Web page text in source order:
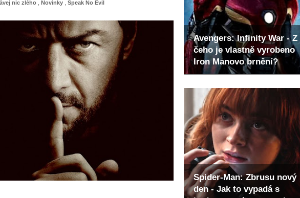
A co mělo být ve vystřižené scéně ze Spider-Man: Zbrusu nový den s
šéf Sony promluvil o neúspěchu komiksových filmů
nakonec odstartoval lépe než Avengers: Endgame. A bude Tom Holland dál
mohou na kina nadávat jak chtějí, ale jen kina zvládnou jednu věc, prohlásil
to vypadá s budoucností postavy, kterou ztvárnila Sadie Sink?
Avengers: Infinity War - Z
čeho je vlastně vyrobeno
Iron Manovo brnění?
Spider-Man: Zbrusu nový
den - Jak to vypadá s
nic zlého Novinky Speak No Evil